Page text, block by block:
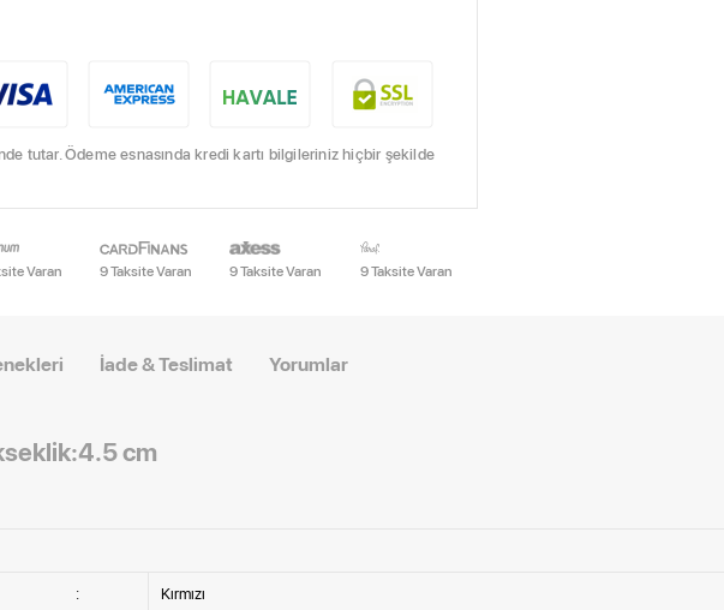
tutar. Ödeme esnasında kredi kartı bilgileriniz hiçbir şekilde
Varan 9 Taksite Varan 9 Taksite Varan 9 Taksite Varan
İade & Teslimat Yorumlar
cm
: Kırmızı